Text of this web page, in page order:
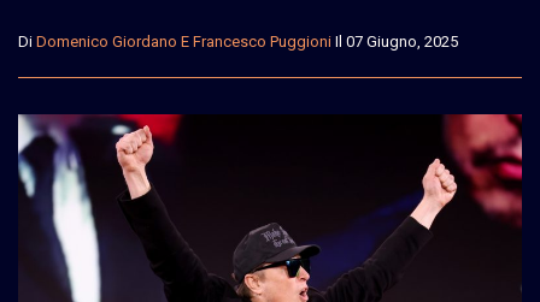
Di Domenico Giordano E Francesco Puggioni Il 07 Giugno, 2025